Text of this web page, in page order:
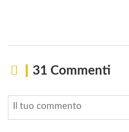
31 Commenti